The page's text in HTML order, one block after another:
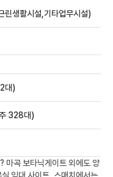
린생활시설,기타업무시설)
대)
328대)
마곡 보타닉게이트 외에도 양